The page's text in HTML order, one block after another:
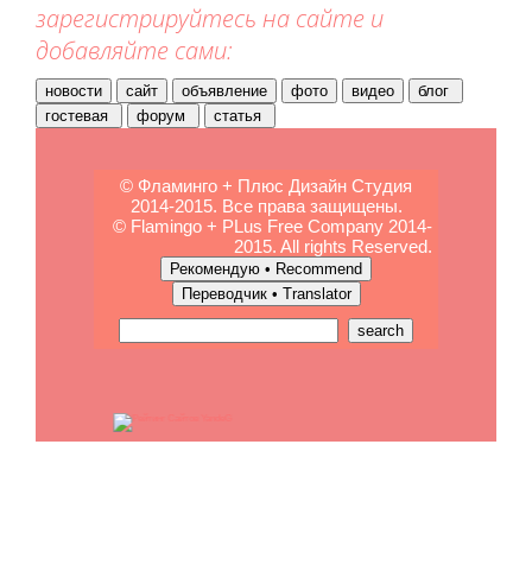
зарегистрируйтесь на сайте и
добавляйте сами:
© Фламинго + Плюс Дизайн Студия
2014-2015. Все права защищены.
© Flamingo + PLus Free Company 2014-
2015. All rights Reserved.